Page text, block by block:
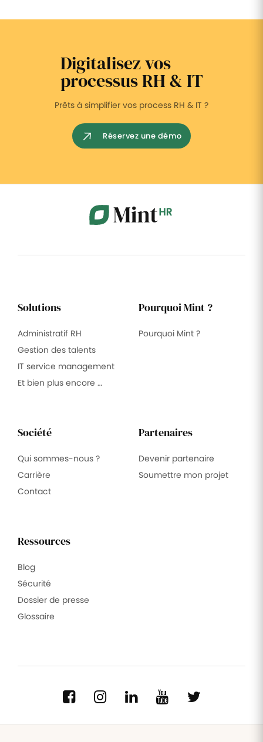
Digitalisez vos
processus RH & IT
Prêts à simplifier vos process RH & IT ?
Réservez une démo
Solutions
Administratif RH
Gestion des talents
IT service management
Et bien plus encore …
Pourquoi Mint ?
Pourquoi Mint ?
Société
Qui sommes-nous ?
Carrière
Contact
Partenaires
Devenir partenaire
Soumettre mon projet
Ressources
Blog
Sécurité
Dossier de presse
Glossaire